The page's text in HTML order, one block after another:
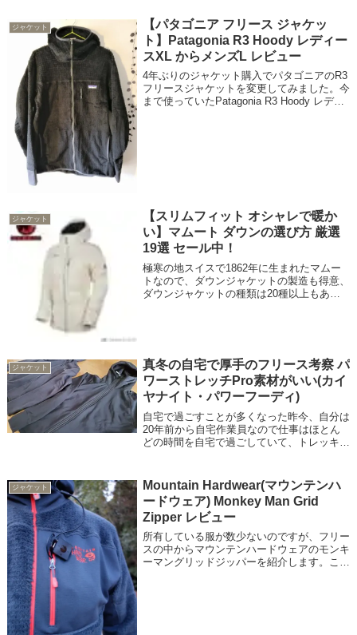
ジャケット
【パタゴニア フリース ジャケッ
ト】Patagonia R3 Hoody レディー
スXL からメンズL レビュー
4年ぶりのジャケット購入でパタゴニアのR3
フリースジャケットを変更してみました。今
まで使っていたPatagonia R3 Hoody レディ
ジャケット
【スリムフィット オシャレで暖か
い】マムート ダウンの選び方 厳選
19選 セール中！
極寒の地スイスで1862年に生まれたマムー
トなので、ダウンジャケットの製造も得意、
ダウンジャケットの種類は20種以上もあっ
ジャケット
真冬の自宅で厚手のフリース考察 パ
ワーストレッチPro素材がいい(カイ
ヤナイト・パワーフーディ)
自宅で過ごすことが多くなった昨今、自分は
20年前から自宅作業員なので仕事はほとん
どの時間を自宅で過ごしていて、トレッキン
ように選んでいます。秋・冬・春の自宅に
は...
ジャケット
Mountain Hardwear(マウンテンハ
ードウェア) Monkey Man Grid
Zipper レビュー
所有している服が数少ないのですが、フリー
スの中からマウンテンハードウェアのモンキ
ーマングリッドジッパーを紹介します。これ